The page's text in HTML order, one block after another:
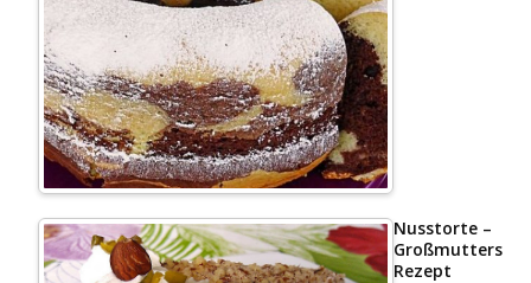
Nusstorte –
Großmutters
Rezept